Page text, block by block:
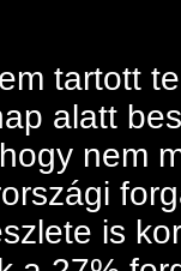
tartott
alatt
nem
is